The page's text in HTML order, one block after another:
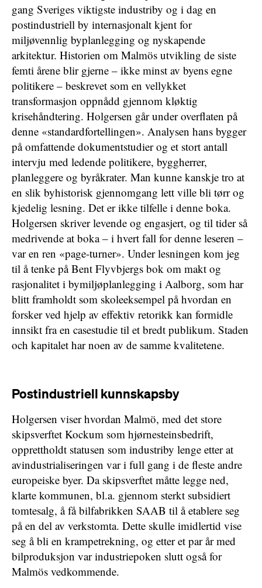
gang Sveriges viktigste industriby og i dag en
postindustriell by internasjonalt kjent for
miljøvennlig byplanlegging og nyskapende
arkitektur. Historien om Malmös utvikling de siste
femti årene blir gjerne – ikke minst av byens egne
politikere – beskrevet som en vellykket
transformasjon oppnådd gjennom kløktig
krisehåndtering. Holgersen går under overflaten på
denne «standardfortellingen». Analysen hans bygger
på omfattende dokumentstudier og et stort antall
intervju med ledende politikere, byggherrer,
planleggere og byråkrater. Man kunne kanskje tro at
en slik byhistorisk gjennomgang lett ville bli tørr og
kjedelig lesning. Det er ikke tilfelle i denne boka.
Holgersen skriver levende og engasjert, og til tider så
medrivende at boka – i hvert fall for denne leseren –
var en ren «page-turner». Under lesningen kom jeg
til å tenke på Bent Flyvbjergs bok om makt og
rasjonalitet i bymiljøplanlegging i Aalborg, som har
blitt framholdt som skoleeksempel på hvordan en
forsker ved hjelp av effektiv retorikk kan formidle
innsikt fra en casestudie til et bredt publikum. Staden
och kapitalet har noen av de samme kvalitetene.
Postindustriell kunnskapsby
Holgersen viser hvordan Malmö, med det store
skipsverftet Kockum som hjørnesteinsbedrift,
opprettholdt statusen som industriby lenge etter at
avindustrialiseringen var i full gang i de fleste andre
europeiske byer. Da skipsverftet måtte legge ned,
klarte kommunen, bl.a. gjennom sterkt subsidiert
tomtesalg, å få bilfabrikken SAAB til å etablere seg
på en del av verkstomta. Dette skulle imidlertid vise
seg å bli en krampetrekning, og etter et par år med
bilproduksjon var industriepoken slutt også for
Malmös vedkommende.